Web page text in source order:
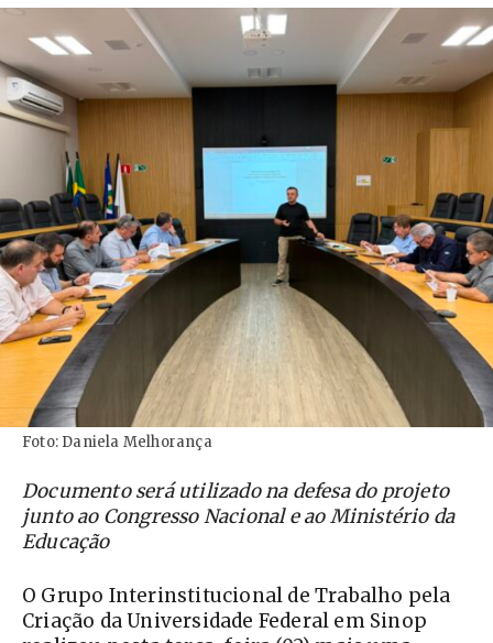
Foto: Daniela Melhorança
Documento será utilizado na defesa do projeto
junto ao Congresso Nacional e ao Ministério da
Educação
O Grupo Interinstitucional de Trabalho pela
Criação da Universidade Federal em Sinop